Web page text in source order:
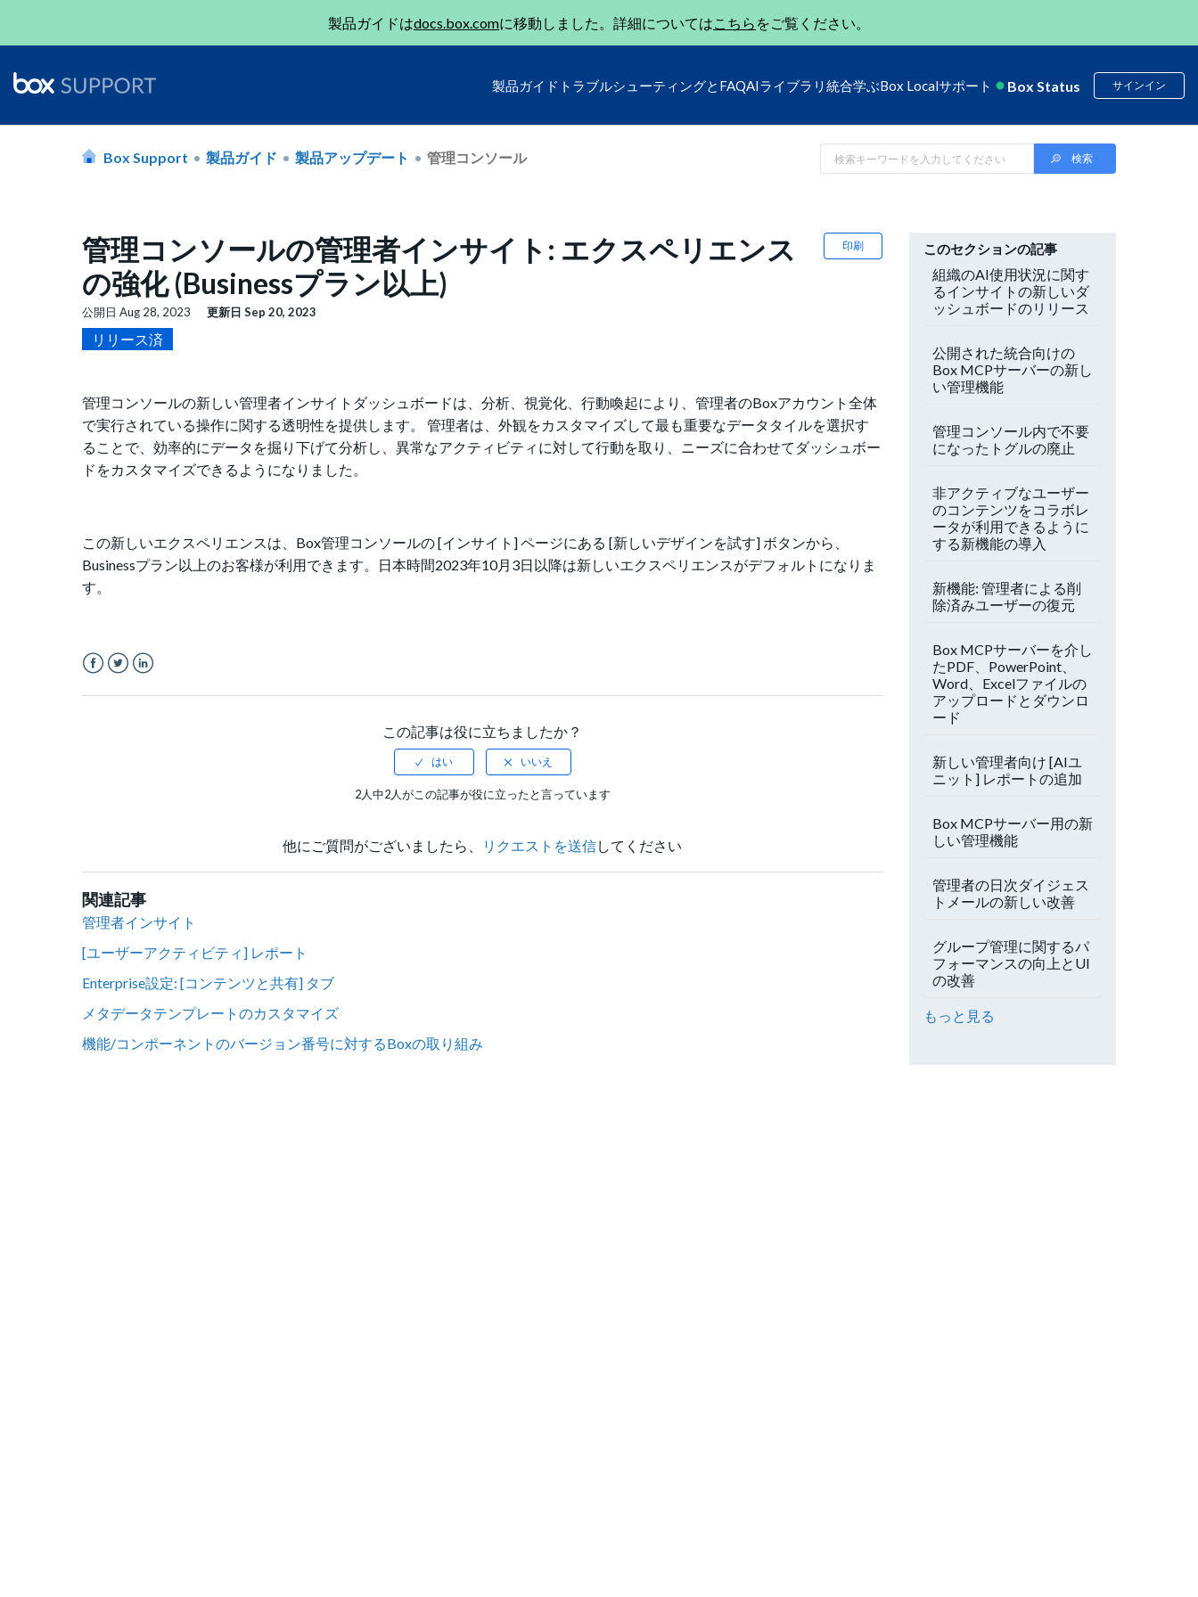
製品ガイドはdocs.box.comに移動しました。詳細についてはこちら をご覧ください。
製品ガイド トラブルシューティングとFAQAIライブラリ 統合学ぶBox Localサポート Box Status サインイン
Box Support 製品ガイド 製品アップデート 管理コンソール
印刷
管理コンソールの管理者インサイト: エクスペリエンス
の強化 (Businessプラン以上)
公開日 Aug 28, 2023 更新日 Sep 20, 2023
リリース済
管理コンソールの新しい管理者インサイトダッシュボードは、分析、視覚化、行動喚起により、管理者のBoxアカウント全体
で実行されている操作に関する透明性を提供します。 管理者は、 外観をカスタマイズして最も重要なデータタイルを選択す
ることで、効率的にデータを掘り下げて分析し、異常なアクティビティに対して行動を取り、ニーズに合わせてダッシュボー
ドをカスタマイズできるようになりました。
この新しいエクスペリエンスは、Box管理コンソールの [インサイト] ページにある [新しいデザインを試す] ボタンから、
Businessプラン以上のお客様が利用できます。日本時間2023年10月3日以降は新しいエクスペリエンスがデフォルトになりま
す。
この記事は役に立ちましたか？
2人中2人がこの記事が役に立ったと言っています
他にご質問がございましたら、 リクエストを送信してください
関連記事
管理者インサイト
[ユーザーアクティビティ] レポート
Enterprise設定: [コンテンツと共有] タブ
メタデータテンプレートのカスタマイズ
機能/コンポーネントのバージョン番号に対するBoxの取り組み
このセクションの記事
組織のAI使用状況に関す
るインサイトの新しいダ
ッシュボードのリリース
公開された統合向けの
Box MCPサーバーの新し
い管理機能
管理コンソール内で不要
になったトグルの廃止
非アクティブなユーザー
のコンテンツをコラボレ
ータが利用できるように
する新機能の導入
新機能: 管理者による削
除済みユーザーの復元
Box MCPサーバーを介し
たPDF、PowerPoint、
Word、Excelファイルの
アップロードとダウンロ
ード
新しい管理者向け [AIユ
ニット] レポートの追加
Box MCPサーバー用の新
しい管理機能
管理者の日次ダイジェス
トメールの新しい改善
グループ管理に関するパ
フォーマンスの向上とUI
の改善
もっと見る